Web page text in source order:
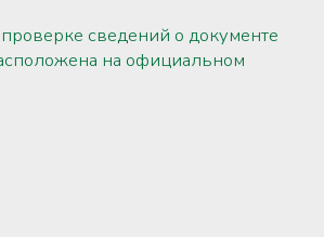
сведений о документе
на официальном